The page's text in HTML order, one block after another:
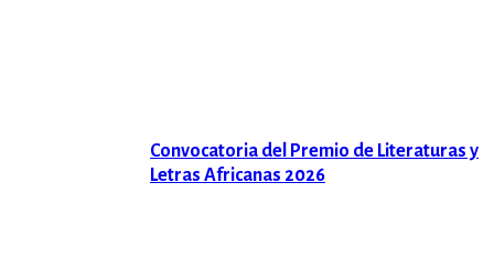
Convocatoria del Premio de Literaturas y
Letras Africanas 2026